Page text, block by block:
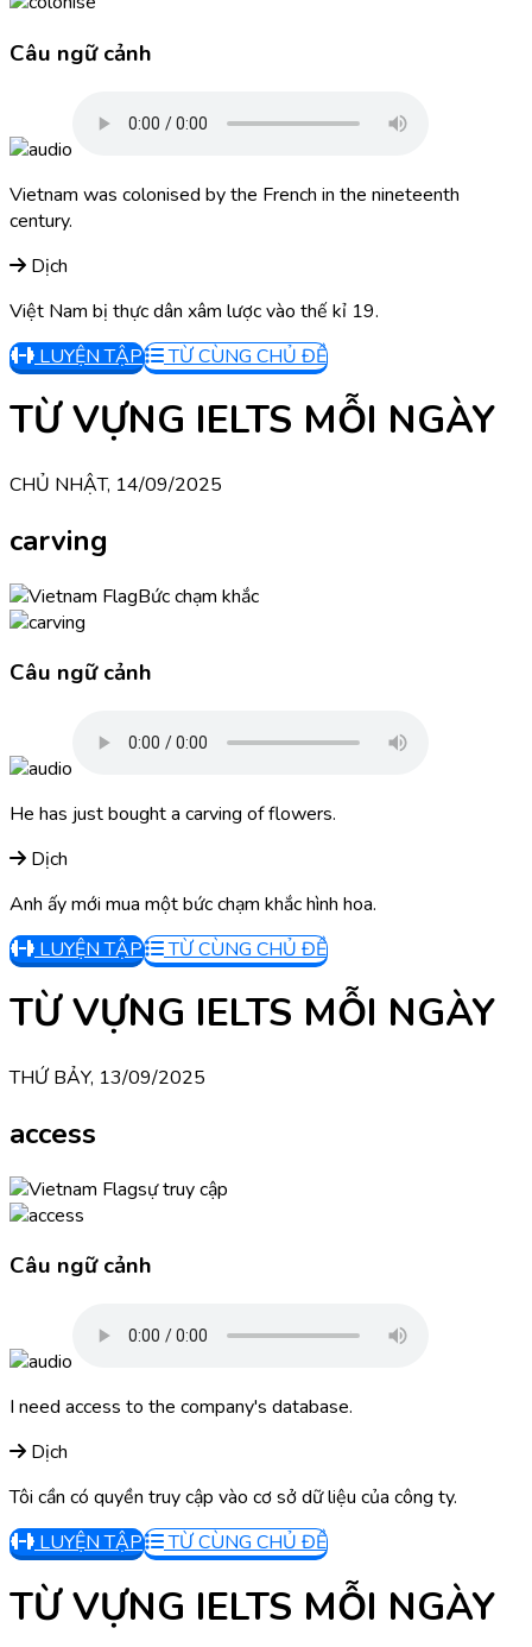
Câu ngữ cảnh
Vietnam was colonised by the French in the nineteenth
century.
Dịch
Việt Nam bị thực dân xâm lược vào thế kỉ 19.
LUYỆN TẬP
TỪ CÙNG CHỦ ĐỀ
TỪ VỰNG IELTS MỖI NGÀY
CHỦ NHẬT, 14/09/2025
carving
Bức chạm khắc
Câu ngữ cảnh
He has just bought a carving of flowers.
Dịch
Anh ấy mới mua một bức chạm khắc hình hoa.
LUYỆN TẬP
TỪ CÙNG CHỦ ĐỀ
TỪ VỰNG IELTS MỖI NGÀY
THỨ BẢY, 13/09/2025
access
sự truy cập
Câu ngữ cảnh
I need access to the company's database.
Dịch
Tôi cần có quyền truy cập vào cơ sở dữ liệu của công ty.
LUYỆN TẬP
TỪ CÙNG CHỦ ĐỀ
TỪ VỰNG IELTS MỖI NGÀY